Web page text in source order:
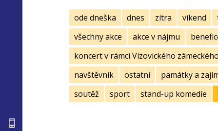
ode dneška dnes zítra víkend
všechny akce
akce v nájmu
koncert v rámci Vizovického
navštěvník
ostatní památky a
soutěž
sport stand-up komedie